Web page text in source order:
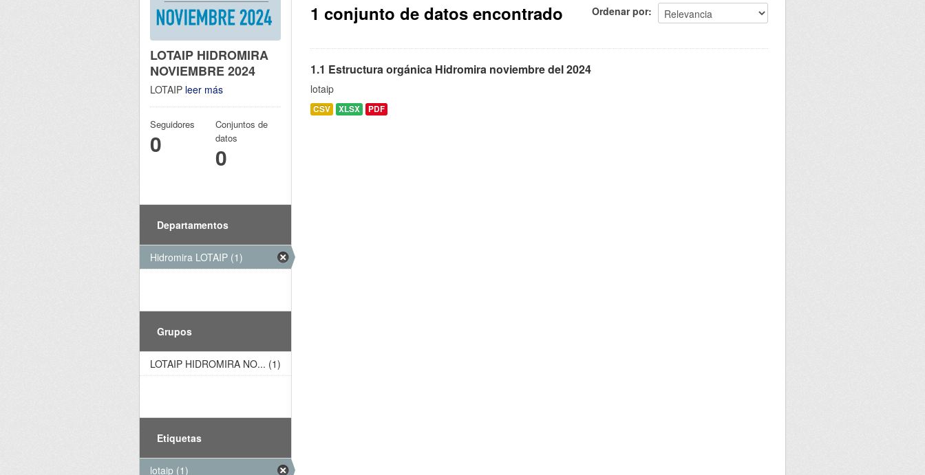
Ordenar por
1 conjunto de datos encontrado
1.1 Estructura orgánica Hidromira noviembre del 2024
lotaip
CSV XLSX PDF
LOTAIP HIDROMIRA
NOVIEMBRE 2024
LOTAIP leer más
Seguidores
0
Conjuntos de
datos
0
Departamentos
Hidromira LOTAIP (1)
Grupos
LOTAIP HIDROMIRA NO... (1)
Etiquetas
lotaip (1)